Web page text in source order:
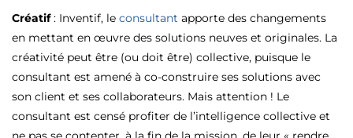
Créatif: Inventif, le consultant apporte des changements
en mettant en œuvre des solutions neuves et originales. La
créativité peut être (ou doit être) collective, puisque le
consultant est amené à co-construire ses solutions avec
son client et ses collaborateurs. Mais attention ! Le
consultant est censé profiter de l’intelligence collective et